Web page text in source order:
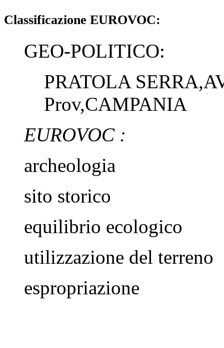
Classificazione EUROVOC:
GEO-POLITICO:
PRATOLA
Prov,CAMPANIA
EUROVOC :
archeologia
sito storico
equilibrio ecologico
utilizzazione del terreno
espropriazione